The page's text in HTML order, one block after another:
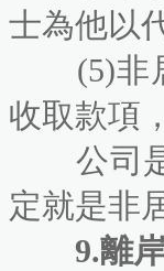
士為他以
(5)非居
收取款項
公司是
定就是非
9.離岸公